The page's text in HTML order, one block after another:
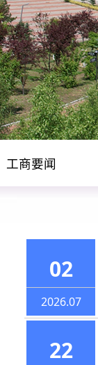
学术动态
工商要闻
02
2026.07
22